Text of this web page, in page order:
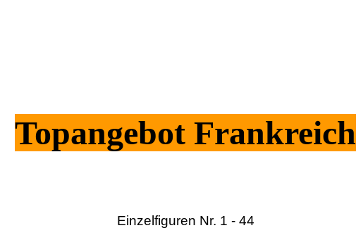
Topangebot Frankreich
Einzelfiguren Nr. 1 - 44